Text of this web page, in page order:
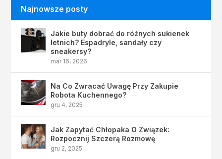
Najnowsze posty
Jakie buty dobrać do różnych sukienek
letnich? Espadryle, sandały czy
sneakersy?
mar 16, 2026
Na Co Zwracać Uwagę Przy Zakupie
Robota Kuchennego?
gru 4, 2025
Jak Zapytać Chłopaka O Związek:
Rozpocznij Szczerą Rozmowę
gru 2, 2025